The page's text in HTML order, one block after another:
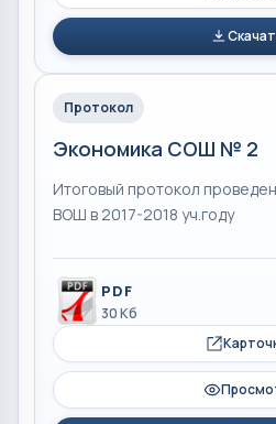
Протокол
Экономика СОШ № 2
Итоговый протокол
ВОШ в 2017-2018 уч.году
PDF
30 Кб